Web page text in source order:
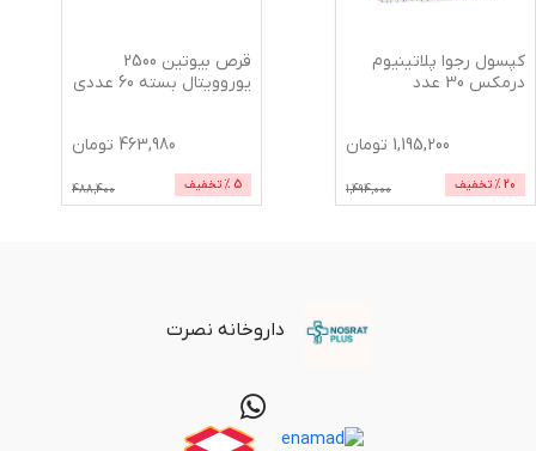
کپسول رجوا پلاتینیوم
درمکس 30 عدد
1,195,200 تومان
20 % تخفیف 1,494,000
قرص بیوتین 2500
یوروویتال بسته 60 عددی
463,980 تومان
5 % تخفیف 488,400
داروخانه نصرت